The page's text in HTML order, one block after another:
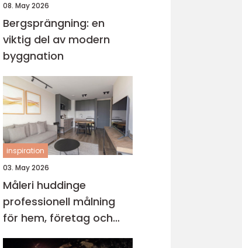
08. May 2026
Bergsprängning: en
viktig del av modern
byggnation
inspiration
03. May 2026
Måleri huddinge
professionell målning
för hem, företag och
föreningar